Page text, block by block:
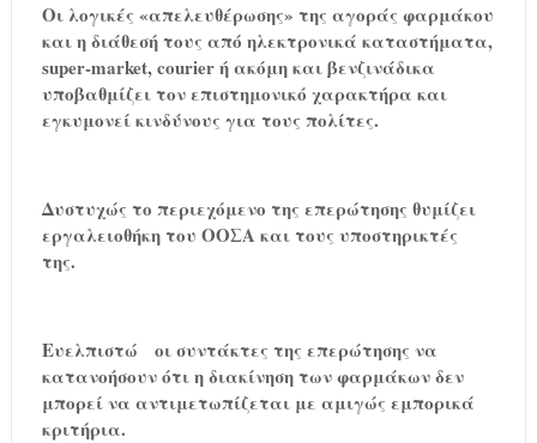
Οι λογικές «απελευθέρωσης» της αγοράς φαρμάκου
και η διάθεσή τους από ηλεκτρονικά καταστήματα,
super-market,courierή ακόμη και βενζινάδικα
υποβαθμίζει τον επιστημονικό χαρακτήρα και
εγκυμονεί κινδύνους για τους πολίτες.
Δυστυχώς το περιεχόμενο της επερώτησης θυμίζει
εργαλειοθήκη του ΟΟΣΑ και τους υποστηρικτές
της.
Ευελπιστώ
οι συντάκτες της επερώτησης να
κατανοήσουν ότι η διακίνηση των φαρμάκων δεν
μπορεί να αντιμετωπίζεται με αμιγώς εμπορικά
κριτήρια.